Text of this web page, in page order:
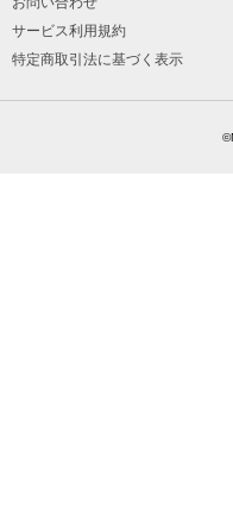
サービス利用規約
特定商取引法に基づく表示